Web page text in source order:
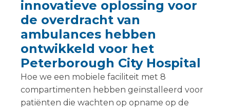
innovatieve oplossing voor
de overdracht van
ambulances hebben
ontwikkeld voor het
Peterborough City Hospital
Hoe we een mobiele faciliteit met 8
compartimenten hebben geïnstalleerd voor
patiënten die wachten op opname op de